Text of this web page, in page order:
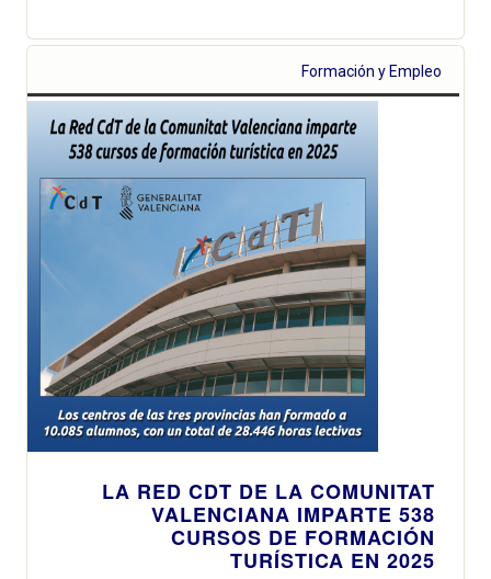
Formación y Empleo
LA RED CDT DE LA COMUNITAT
VALENCIANA IMPARTE 538
CURSOS DE FORMACIÓN
TURÍSTICA EN 2025